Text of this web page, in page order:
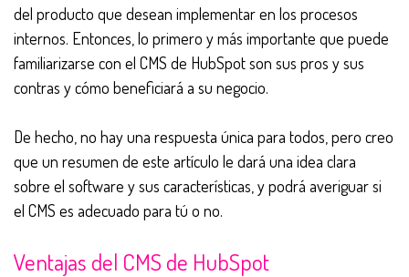
del producto que desean implementar en los procesos
internos. Entonces, lo primero y más importante que puede
familiarizarse con el CMS de HubSpot son sus pros y sus
contras y cómo beneficiará a su negocio.
De hecho, no hay una respuesta única para todos, pero creo
que un resumen de este artículo le dará una idea clara
sobre el software y sus características, y podrá averiguar si
el CMS es adecuado para tú o no.
Ventajas del CMS de HubSpot